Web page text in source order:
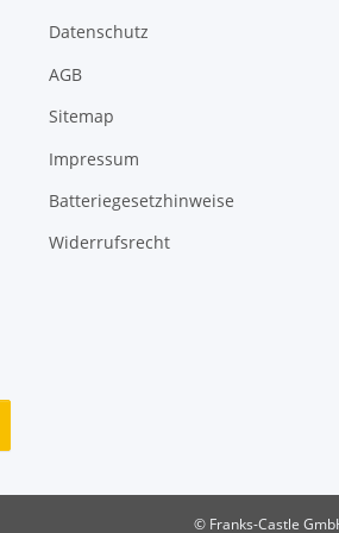
Datenschutz
AGB
Sitemap
Impressum
Batteriegesetzhinweise
Widerrufsrecht
© Franks-Castle